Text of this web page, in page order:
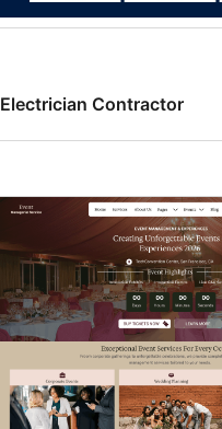
Electrician Contractor